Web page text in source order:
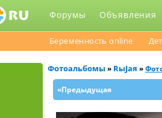
Форумы Объявления
Беременность online
Фотоальбомы » RыJaя »
«Предыдущая